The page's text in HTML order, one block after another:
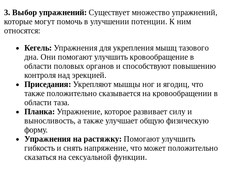
3. Выбор упражнений: Существует множество упражнений,
которые могут помочь в улучшении потенции. К ним
относятся:
Кегель: Упражнения для укрепления мышц тазового
дна. Они помогают улучшить кровообращение в
области половых органов и способствуют повышению
контроля над эрекцией.
Приседания: Укрепляют мышцы ног и ягодиц, что
также положительно сказывается на кровообращении в
области таза.
Планка: Упражнение, которое развивает силу и
выносливость, а также улучшает общую физическую
форму.
Упражнения на растяжку: Помогают улучшить
гибкость и снять напряжение, что может положительно
сказаться на сексуальной функции.